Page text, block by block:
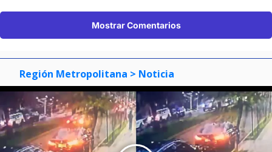
Mostrar Comentarios
Región Metropolitana > Noticia